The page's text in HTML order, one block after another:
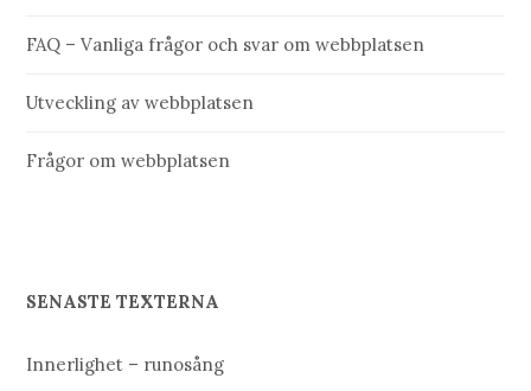
FAQ – Vanliga frågor och svar om webbplatsen
Utveckling av webbplatsen
Frågor om webbplatsen
SENASTE TEXTERNA
Innerlighet – runosång